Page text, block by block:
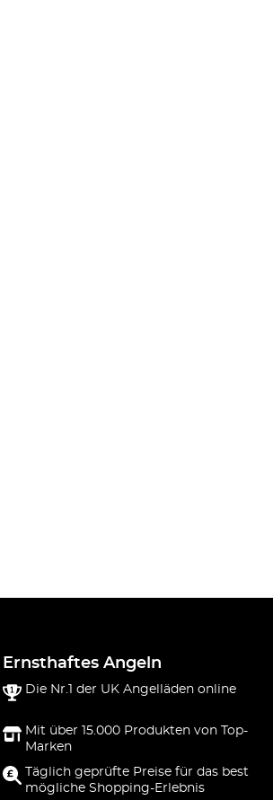
Ernsthaftes Angeln
Die Nr.1 der UK Angelläden online
Mit über 15.000 Produkten von Top-
Marken
Täglich geprüfte Preise für das best
mögliche Shopping-Erlebnis